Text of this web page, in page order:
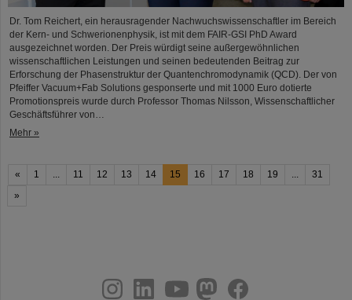
Dr. Tom Reichert, ein herausragender Nachwuchswissenschaftler im Bereich
der Kern- und Schwerionenphysik, ist mit dem FAIR-GSI PhD Award
ausgezeichnet worden. Der Preis würdigt seine außergewöhnlichen
wissenschaftlichen Leistungen und seinen bedeutenden Beitrag zur
Erforschung der Phasenstruktur der Quantenchromodynamik (QCD). Der von
Pfeiffer Vacuum+Fab Solutions gesponserte und mit 1000 Euro dotierte
Promotionspreis wurde durch Professor Thomas Nilsson, Wissenschaftlicher
Geschäftsführer von…
Mehr »
« 1 11 12 13 14 15 16 17 18 19
31
»
youtubehelmholtz.socialfacebook